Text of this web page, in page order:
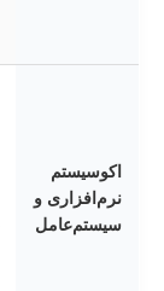
اکوسیستم
نرم‌افزاری و
سیستم‌عامل